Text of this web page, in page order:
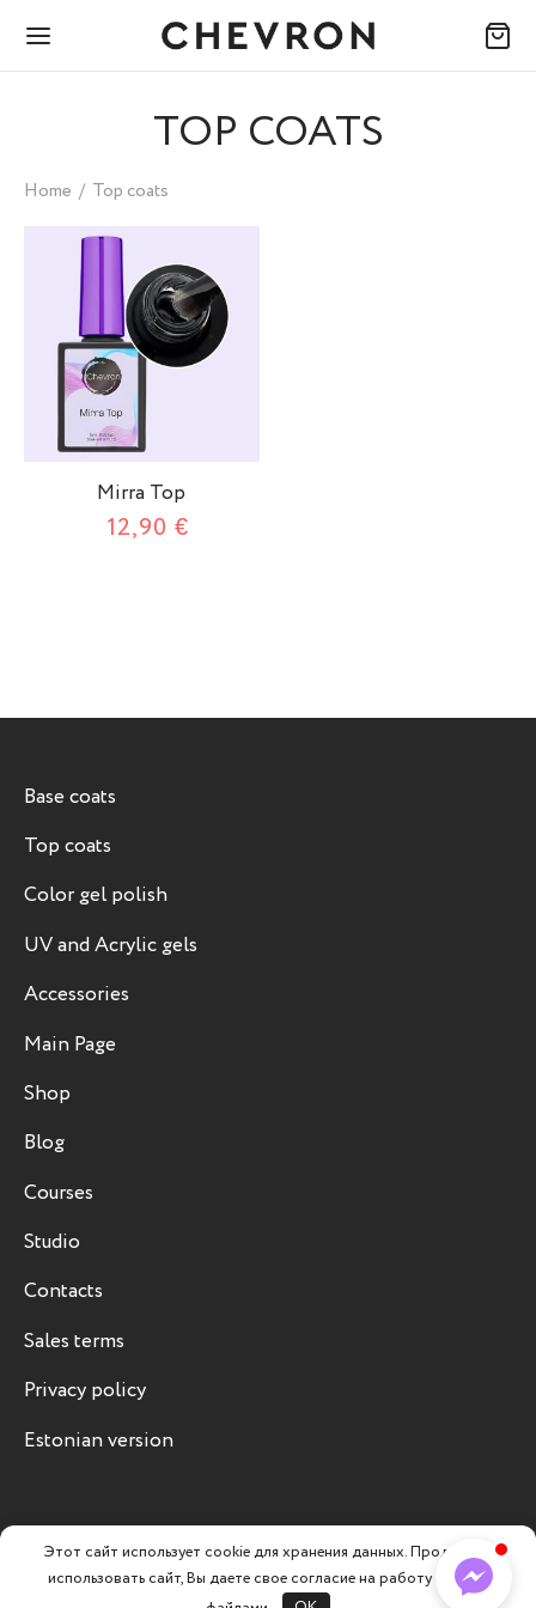
TOP COATS
Home / Top coats
Mirra Top
12,90 €
Base coats
Top coats
Color gel polish
UV and Acrylic gels
Accessories
Main Page
Shop
Blog
Courses
Studio
Contacts
Sales terms
Privacy policy
Estonian version
© 2026 Chevron Pluss. All right reserved.
Этот сайт использует cookie для хранения данных. Продолжая
использовать сайт, Вы даете свое согласие на работу с этими